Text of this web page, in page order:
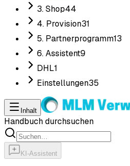
3. Shop44
4. Provision31
5. Partnerprogramm13
6. Assistent9
DHL1
Einstellungen35
Inhalt
Handbuch durchsuchen
KI-Assistent